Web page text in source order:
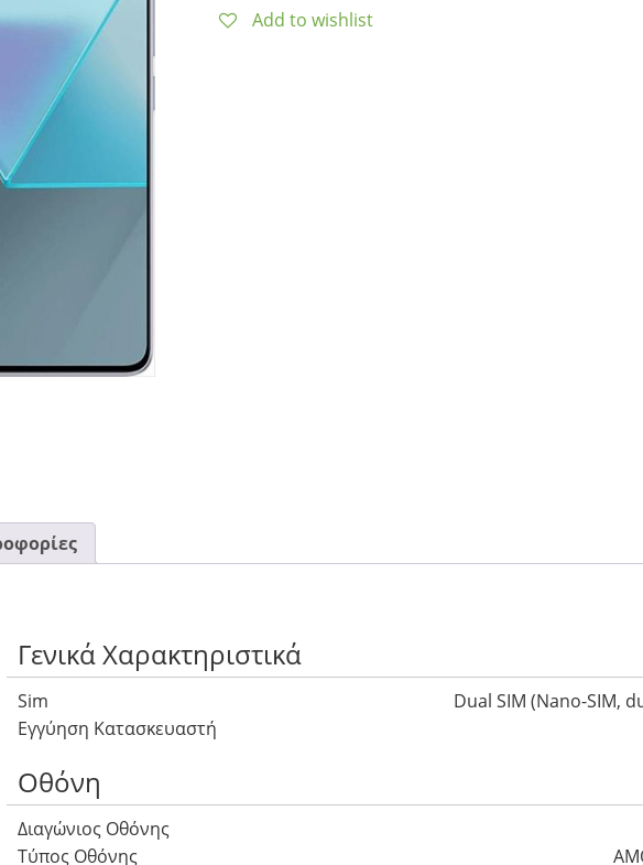
Add to wishlist
Γενικά Χαρακτηριστικά
Sim
Dual SIM (Nano-SIM,
Εγγύηση Κατασκευαστή
Οθόνη
Διαγώνιος Οθόνης
Τύπος Οθόνης